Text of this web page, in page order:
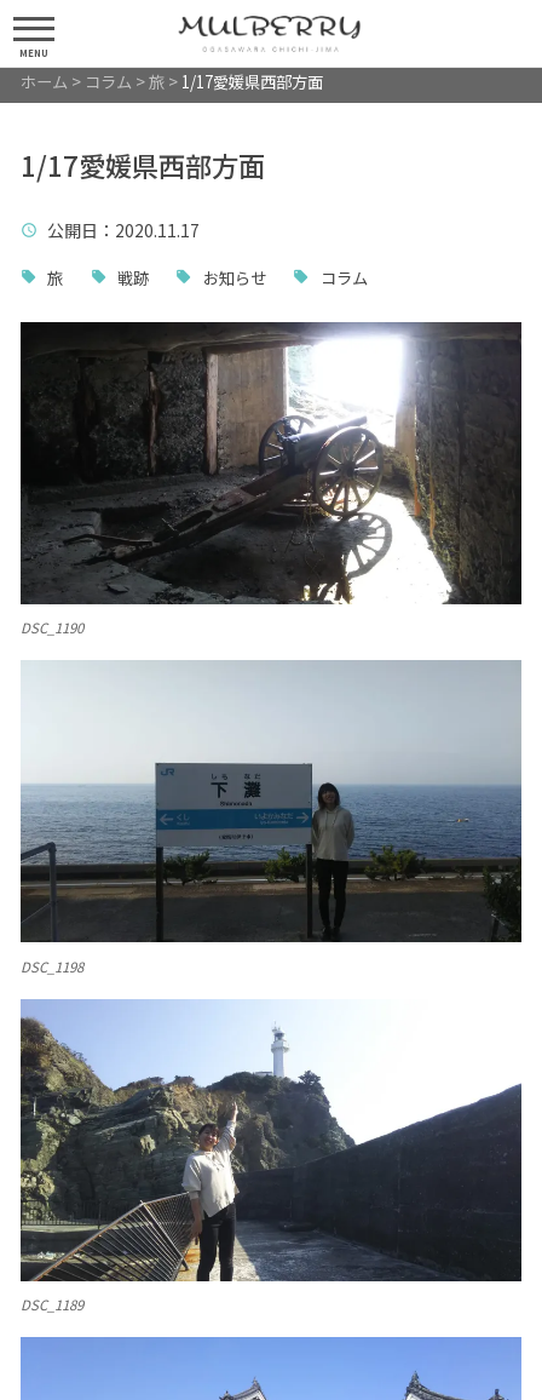
MENU
ホーム > コラム >旅> 1/17愛媛県西部方面
1/17愛媛県西部方面
公開日 ：2020.11.17
旅 戦跡 お知らせ コラム
DSC_1190
DSC_1198
DSC_1189